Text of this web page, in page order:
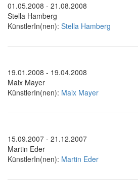
01.05.2008 - 21.08.2008
Stella Hamberg
KünstlerIn(nen): Stella Hamberg
19.01.2008 - 19.04.2008
Maix Mayer
KünstlerIn(nen): Maix Mayer
15.09.2007 - 21.12.2007
Martin Eder
KünstlerIn(nen): Martin Eder